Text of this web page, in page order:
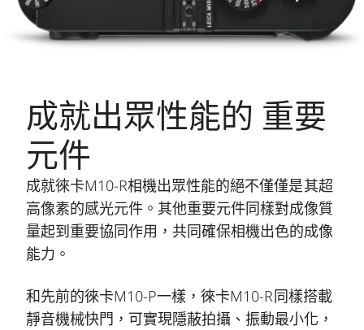
成就出眾性能的 重要
元件
成就徠卡M10-R相機出眾性能的絕不僅僅是其超
高像素的感光元件。其他重要元件同樣對成像質
量起到重要協同作用，共同確保相機出色的成像
能力。
和先前的徠卡M10-P一樣，徠卡M10-R同樣搭載
靜音機械快門，可實現隱蔽拍攝、振動最小化，